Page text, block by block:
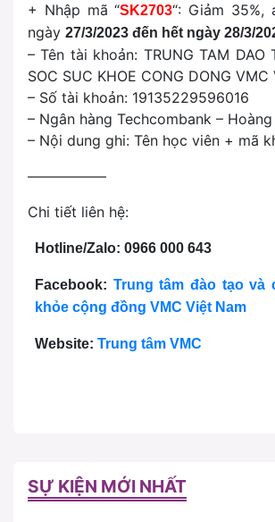
+ Nhập mã “SK2703“: Giảm 35%,
ngày 27/3/2023 đến hết ngày 28/3/
– Tên tài khoản: TRUNG TAM DAO
SOC SUC KHOE CONG DONG VMC
– Số tài khoản: 19135229596016
– Ngân hàng Techcombank –
– Nội dung ghi: Tên học viên + mã
—————–
Chi tiết liên hệ:
Hotline/Zalo: 0966 000 643
Facebook: Trung tâm đào tạo và
khỏe cộng đồng VMC Việt Nam
Website: Trung tâm VMC
SỰ KIỆN MỚI NHẤT